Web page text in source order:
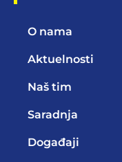
O nama
Aktuelnosti
Naš tim
Saradnja
Događaji